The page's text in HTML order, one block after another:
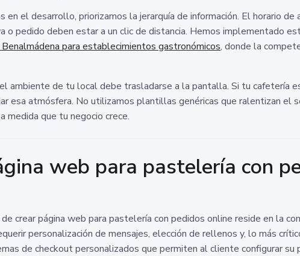
en el desarrollo, priorizamos la jerarquía de información. El horario
o pedido deben estar a un clic de distancia. Hemos implementado
para establecimientos gastronómicos, donde la
ambiente de tu local debe trasladarse a la pantalla. Si tu cafetería
esa atmósfera. No utilizamos plantillas genéricas que ralentizan el
medida que tu negocio crece.
web para pastelería con
crear página web para pastelería con pedidos online reside en la
personalización de mensajes, elección de rellenos y, lo más
de checkout personalizados que permiten al cliente configurar su